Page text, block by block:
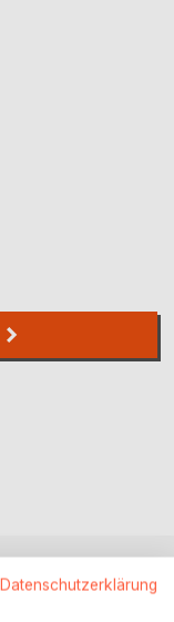
Datenschutzerklärung